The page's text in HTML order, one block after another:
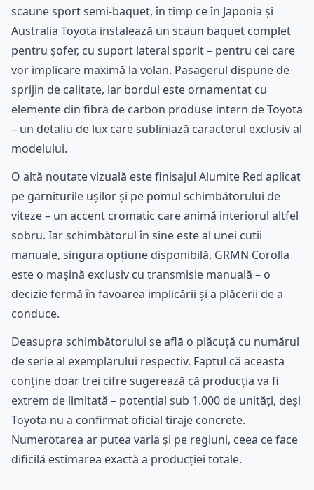
scaune sport semi-baquet, în timp ce în Japonia și
Australia Toyota instalează un scaun baquet complet
pentru șofer, cu suport lateral sporit – pentru cei care
vor implicare maximă la volan. Pasagerul dispune de
sprijin de calitate, iar bordul este ornamentat cu
elemente din fibră de carbon produse intern de Toyota
– un detaliu de lux care subliniază caracterul exclusiv al
modelului.
O altă noutate vizuală este finisajul Alumite Red aplicat
pe garniturile ușilor și pe pomul schimbătorului de
viteze – un accent cromatic care animă interiorul altfel
sobru. Iar schimbătorul în sine este al unei cutii
manuale, singura opțiune disponibilă. GRMN Corolla
este o mașină exclusiv cu transmisie manuală – o
decizie fermă în favoarea implicării și a plăcerii de a
conduce.
Deasupra schimbătorului se află o plăcuță cu numărul
de serie al exemplarului respectiv. Faptul că aceasta
conține doar trei cifre sugerează că producția va fi
extrem de limitată – potențial sub 1.000 de unități, deși
Toyota nu a confirmat oficial tiraje concrete.
Numerotarea ar putea varia și pe regiuni, ceea ce face
dificilă estimarea exactă a producției totale.